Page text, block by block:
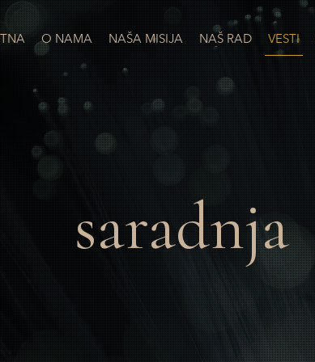
O NAMA NAŠA MISIJA NAŠ RAD VESTI
saradnja